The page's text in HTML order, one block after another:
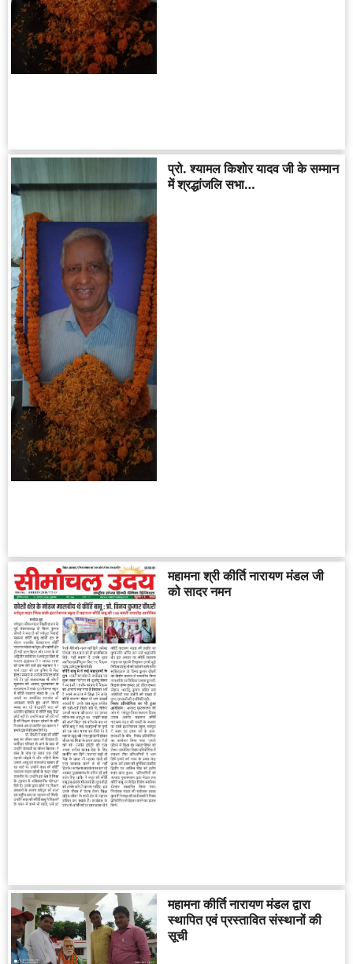
प्रो. श्यामल किशोर यादव जी के सम्मान
में श्रद्धांजलि सभा…
महामना श्री कीर्ति नारायण मंडल जी
को सादर नमन
महामना कीर्ति नारायण मंडल द्वारा
स्थापित एवं प्रस्तावित संस्थानों की
सूची